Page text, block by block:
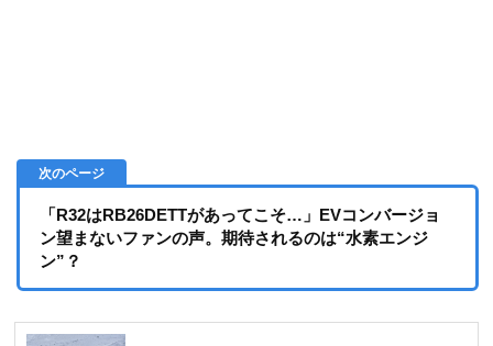
「R32はRB26DETTがあってこそ…」EVコンバージョ
ン望まないファンの声。期待されるのは“水素エンジ
ン”？